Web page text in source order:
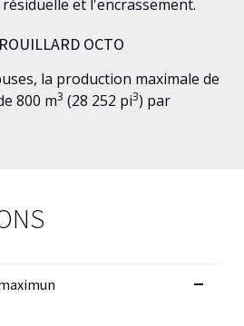
et l'encrassement.
OCTO
la production maximale de
800 m3 (28 252 pi3) par